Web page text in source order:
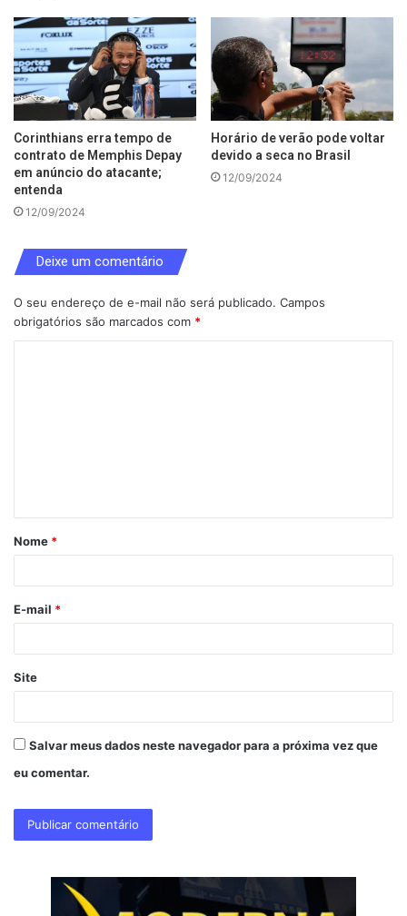
Corinthians erra tempo de
contrato de Memphis Depay
em anúncio do atacante;
entenda
12/09/2024
Horário de verão pode voltar
devido a seca no Brasil
12/09/2024
Deixe um comentário
O seu endereço de e-mail não será publicado. Campos
obrigatórios são marcados com *
á
r
*
Nome *
E-mail *
Site
Salvar meus dados neste navegador para a próxima vez que
eu comentar.